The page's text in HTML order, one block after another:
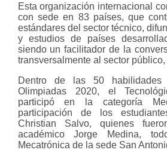
Esta organización internacional
con sede en 83 países, que
estándares del sector técnico,
y estudios de países
siendo un facilitador de la
transversalmente al sector
Dentro de las 50
Olimpiadas 2020, el
participó en la categoría
participación de los
Christian Salvo, quienes
académico Jorge Medina,
Mecatrónica de la sede San